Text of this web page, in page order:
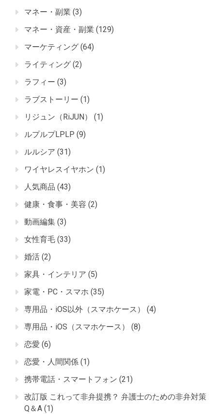
マネー・副業 (3)
マネー・資産・副業 (129)
マーケティング (64)
ライティング (2)
ラフィー (3)
ラブストーリー (1)
リジュン（RiJUN）
(1)
ルプルプLPLP (9)
ルルシア (31)
ワイヤレスイヤホン (1)
人気商品 (43)
健康・食事・美容 (2)
動画編集 (3)
女性育毛 (33)
婚活 (2)
家具・インテリア (5)
家電・PC・スマホ (35)
専用品・iOS以外（スマホケース）
(4)
専用品・iOS（スマホケース）
(8)
恋愛 (6)
恋愛・人間関係 (1)
携帯電話・スマートフォン (21)
改訂版 これって非弁提携？ 弁護士のための非弁対策
Q＆A (1)